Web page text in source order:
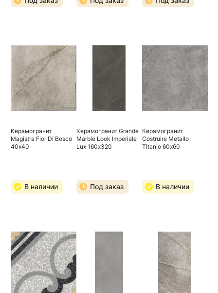
Керамогранит
Magistra Fior Di Bosco
40х40
В наличии
Керамогранит Grande
Marble Look Imperiale
Lux 160х320
Под заказ
Керамогранит
Costruire Metallo
Titanio 60х60
В наличии